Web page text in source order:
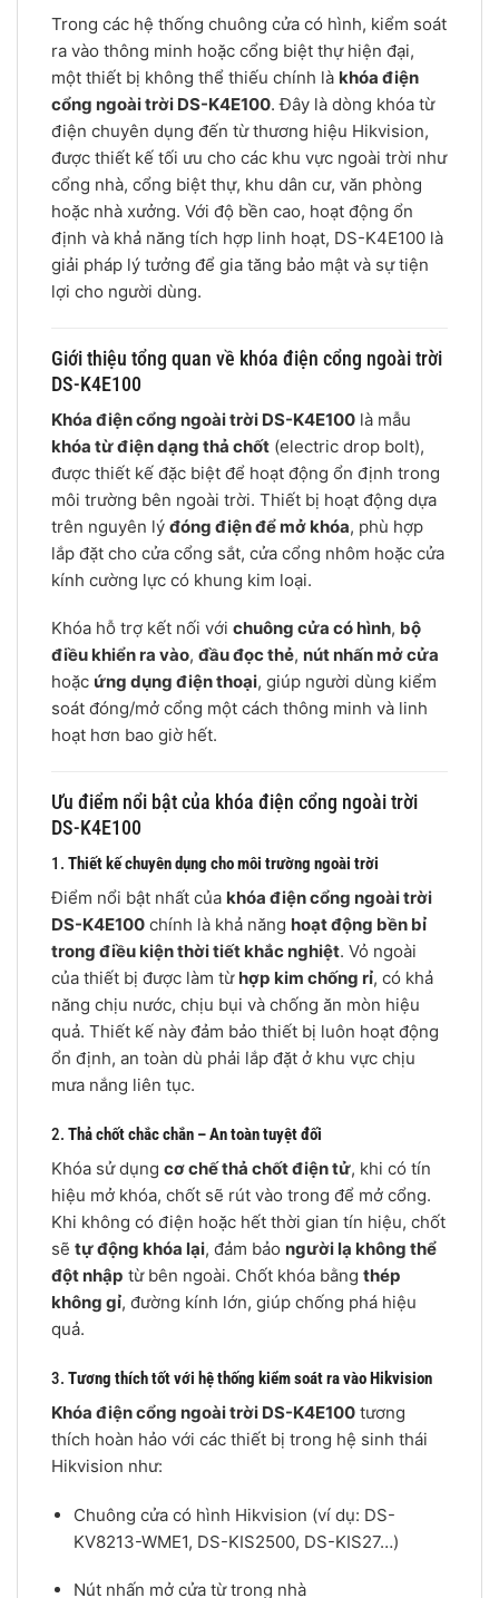
Trong các hệ thống chuông cửa có hình, kiểm soát
ra vào thông minh hoặc cổng biệt thự hiện đại,
một thiết bị không thể thiếu chính là khóa điện
cổng ngoài trời DS-K4E100. Đây là dòng khóa từ
điện chuyên dụng đến từ thương hiệu Hikvision,
được thiết kế tối ưu cho các khu vực ngoài trời như
cổng nhà, cổng biệt thự, khu dân cư, văn phòng
hoặc nhà xưởng. Với độ bền cao, hoạt động ổn
định và khả năng tích hợp linh hoạt, DS-K4E100 là
giải pháp lý tưởng để gia tăng bảo mật và sự tiện
lợi cho người dùng.
Giới thiệu tổng quan về khóa điện cổng ngoài trời
DS-K4E100
Khóa điện cổng ngoài trời DS-K4E100 là mẫu
khóa từ điện dạng thả chốt (electric drop bolt),
được thiết kế đặc biệt để hoạt động ổn định trong
môi trường bên ngoài trời. Thiết bị hoạt động dựa
trên nguyên lý đóng điện để mở khóa, phù hợp
lắp đặt cho cửa cổng sắt, cửa cổng nhôm hoặc cửa
kính cường lực có khung kim loại.
Khóa hỗ trợ kết nối với chuông cửa có hình, bộ
điều khiển ra vào, đầu đọc thẻ, nút nhấn mở cửa
hoặc ứng dụng điện thoại, giúp người dùng kiểm
soát đóng/mở cổng một cách thông minh và linh
hoạt hơn bao giờ hết.
Ưu điểm nổi bật của khóa điện cổng ngoài trời
DS-K4E100
1. Thiết kế chuyên dụng cho môi trường ngoài trời
Điểm nổi bật nhất của khóa điện cổng ngoài trời
DS-K4E100 chính là khả năng hoạt động bền bỉ
trong điều kiện thời tiết khắc nghiệt. Vỏ ngoài
của thiết bị được làm từ hợp kim chống rỉ, có khả
năng chịu nước, chịu bụi và chống ăn mòn hiệu
quả. Thiết kế này đảm bảo thiết bị luôn hoạt động
ổn định, an toàn dù phải lắp đặt ở khu vực chịu
mưa nắng liên tục.
2. Thả chốt chắc chắn – An toàn tuyệt đối
Khóa sử dụng cơ chế thả chốt điện tử, khi có tín
hiệu mở khóa, chốt sẽ rút vào trong để mở cổng.
Khi không có điện hoặc hết thời gian tín hiệu, chốt
sẽ tự động khóa lại, đảm bảo người lạ không thể
đột nhập từ bên ngoài. Chốt khóa bằng thép
không gỉ, đường kính lớn, giúp chống phá hiệu
quả.
3. Tương thích tốt với hệ thống kiểm soát ra vào Hikvision
Khóa điện cổng ngoài trời DS-K4E100 tương
thích hoàn hảo với các thiết bị trong hệ sinh thái
Hikvision như:
Chuông cửa có hình Hikvision (ví dụ: DS-
KV8213-WME1, DS-KIS2500, DS-KIS27…)
Nút nhấn mở cửa từ trong nhà